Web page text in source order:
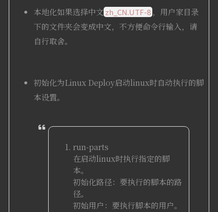
本地化如果选择中文 zh_CN.UTF-8，用户家目录
下的文件夹会变成中文，不方便命令行输入，请
自行取舍。
初始化为Linux Deploy启动linux时自动执行的脚
本设置。
run-parts
在启动linux时执行指定的脚
本。
初始化路径：要执行的脚本的路
径。
初始用户：要执行脚本的用户。